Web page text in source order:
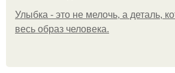
Улыбка - это не мелочь, а деталь,
весь образ человека.